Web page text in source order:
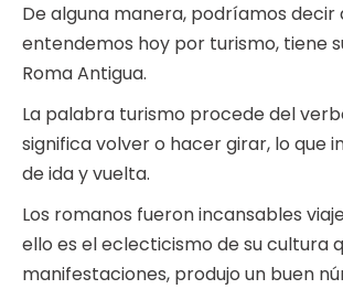
De alguna manera, podríamos decir
entendemos hoy por turismo, tiene
Roma Antigua.
La palabra turismo procede del
significa volver o hacer girar, lo que
de ida y vuelta.
Los romanos fueron incansables
ello es el eclecticismo de su cultura
manifestaciones, produjo un buen